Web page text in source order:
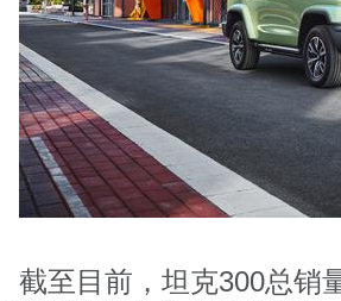
截至目前，坦克300总销